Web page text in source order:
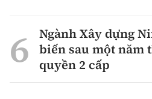
Ngành Xây dựng
biến sau một năm
quyền 2 cấp